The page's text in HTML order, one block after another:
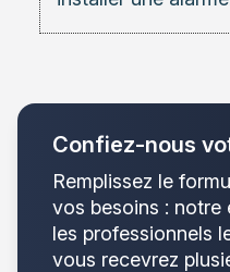
Confiez-nous
Remplissez le
vos besoins : notre
les professionnels
vous recevrez